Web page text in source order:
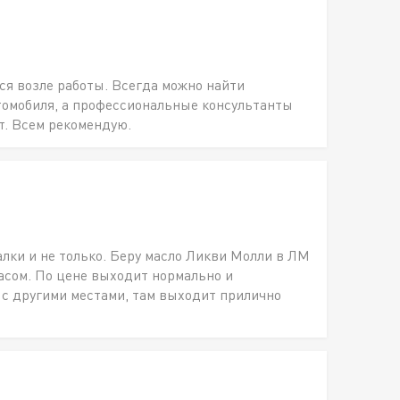
возле работы. Всегда можно найти
а профессиональные консультанты
Всем рекомендую.
и не только. Беру масло Ликви Молли в ЛМ
По цене выходит нормально и
другими местами, там выходит прилично